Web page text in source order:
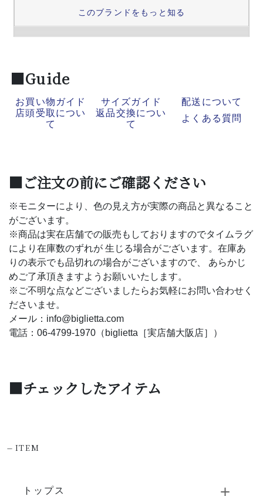
このブランドをもっと知る
■Guide
お買い物ガイド サイズガイド
配送について
店頭受取につい
て
返品交換につい
て
よくある質問
■ご注文の前にご確認ください
※モニターにより、色の見え方が実際の商品と異なること
がございます。
※商品は実在店舗での販売もしておりますのでタイムラグ
により在庫数のずれが 生じる場合がございます。在庫あ
りの表示でも品切れの場合がございますので、 あらかじ
めご了承頂きますようお願いいたします。
※ご不明な点などございましたらお気軽にお問い合わせく
ださいませ。
メール：info@biglietta.com
電話：06-4799-1970（biglietta［実店舗大阪店］）
■チェックしたアイテム
-ITEM
トップス